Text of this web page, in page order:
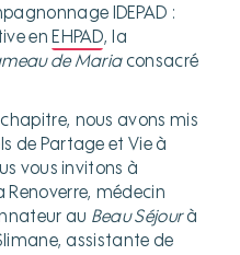
IDEPAD :
en EHPAD, la
de Mariaconsacré
nous avons mis
de Partage et Vie à
vous invitons à
Renoverre, médecin
au Beau Séjourà
assistante de